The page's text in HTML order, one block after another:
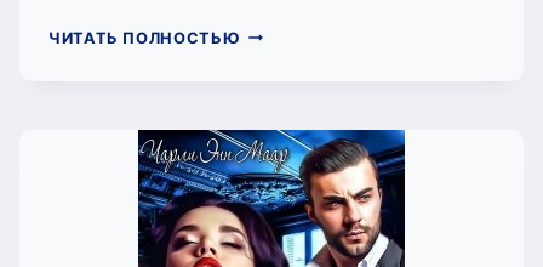
ЧИТАТЬ ПОЛНОСТЬЮ БОЛЬШОЙ,
МААР)